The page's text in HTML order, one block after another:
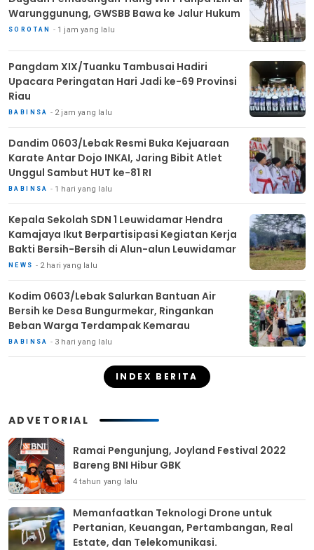
Warunggunung, GWSBB Bawa ke Jalur Hukum
SOROTAN 1 jam yang lalu
Pangdam XIX/Tuanku Tambusai Hadiri
Upacara Peringatan Hari Jadi ke-69 Provinsi
Riau
BABINSA 2 jam yang lalu
Dandim 0603/Lebak Resmi Buka Kejuaraan
Karate Antar Dojo INKAI, Jaring Bibit Atlet
Unggul Sambut HUT ke-81 RI
BABINSA 1 hari yang lalu
Kepala Sekolah SDN 1 Leuwidamar Hendra
Kamajaya Ikut Berpartisipasi Kegiatan Kerja
Bakti Bersih-Bersih di Alun-alun Leuwidamar
NEWS 2 hari yang lalu
Kodim 0603/Lebak Salurkan Bantuan Air
Bersih ke Desa Bungurmekar, Ringankan
Beban Warga Terdampak Kemarau
BABINSA 3 hari yang lalu
INDEX BERITA
ADVETORIAL
Ramai Pengunjung, Joyland Festival 2022
Bareng BNI Hibur GBK
4 tahun yang lalu
Memanfaatkan Teknologi Drone untuk
Pertanian, Keuangan, Pertambangan, Real
Estate, dan Telekomunikasi.